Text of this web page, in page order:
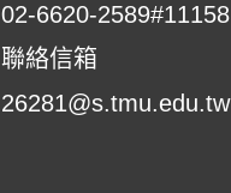
02-6620-2589#11158
聯絡信箱
26281@s.tmu.edu.tw